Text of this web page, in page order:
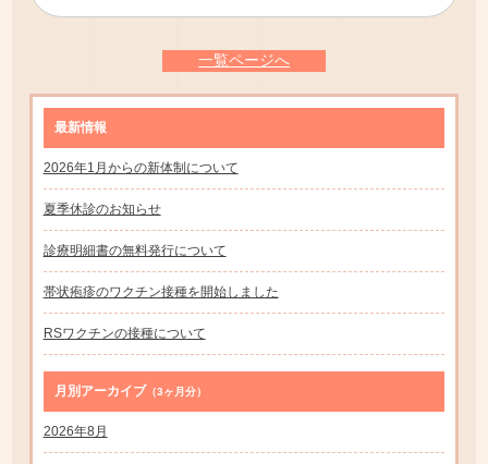
一覧ページへ
最新情報
2026年1月からの新体制について
夏季休診のお知らせ
診療明細書の無料発行について
帯状疱疹のワクチン接種を開始しました
RSワクチンの接種について
月別アーカイブ（3ヶ月分）
2026年8月